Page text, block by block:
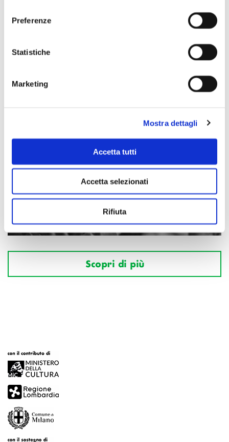
Preferenze
Statistiche
Marketing
Mostra dettagli
Accetta tutti
Accetta selezionati
Rifiuta
Scopri di più